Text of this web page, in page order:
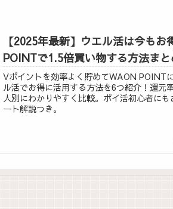
【2025年最新】ウエル活は今もお
POINTで1.5倍買い物する方法まと
Vポイントを効率よく貯めてWAON POINT
ル活でお得に活用する方法を6つ紹介！還元
人別にわかりやすく比較。ポイ活初心者にも
ート解説つき。